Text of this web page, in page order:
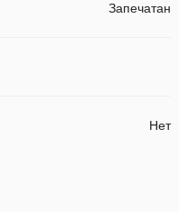
Запечатан
Нет